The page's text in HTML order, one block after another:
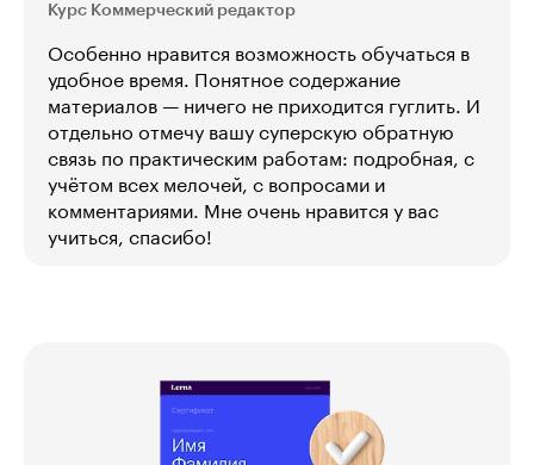
Курс Коммерческий редактор
Особенно нравится возможность обучаться в
удобное время. Понятное содержание
материалов — ничего не приходится гуглить. И
отдельно отмечу вашу суперскую обратную
связь по практическим работам: подробная, с
учётом всех мелочей, с вопросами и
комментариями. Мне очень нравится у вас
учиться, спасибо!